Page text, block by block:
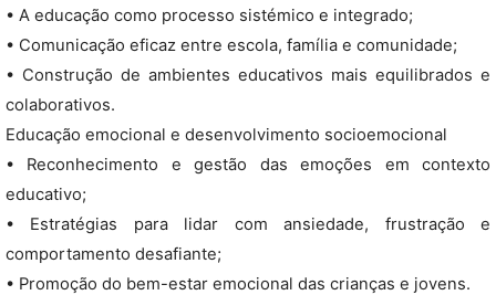
• A educação como processo sistémico e integrado;
• Comunicação eficaz entre escola, família e comunidade;
• Construção de ambientes educativos mais equilibrados e
colaborativos.
Educação emocional e desenvolvimento socioemocional
• Reconhecimento e gestão das emoções em contexto
educativo;
• Estratégias para lidar com ansiedade, frustração e
comportamento desafiante;
• Promoção do bem-estar emocional das crianças e jovens.